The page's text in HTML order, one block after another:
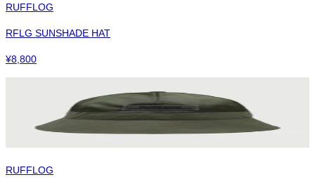
RUFFLOG
RFLG SUNSHADE HAT
¥8,800
RUFFLOG